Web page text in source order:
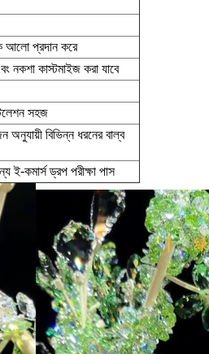
আলো প্রদান করে
কাস্টমাইজ করা যাবে
সহজ
অনুযায়ী বিভিন্ন ধরনের বাল্ব
ই-কমার্স ড্রপ পরীক্ষা পাস